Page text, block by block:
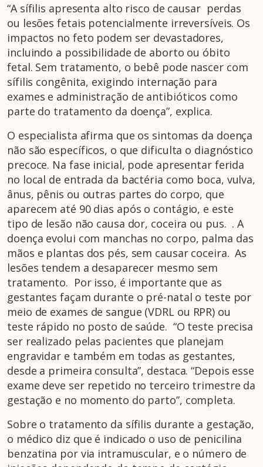
“A sífilis apresenta alto risco de causar perdas
ou lesões fetais potencialmente irreversíveis. Os
impactos no feto podem ser devastadores,
incluindo a possibilidade de aborto ou óbito
fetal. Sem tratamento, o bebê pode nascer com
sífilis congênita, exigindo internação para
exames e administração de antibióticos como
parte do tratamento da doença”, explica.
O especialista afirma que os sintomas da doença
não são específicos, o que dificulta o diagnóstico
precoce. Na fase inicial, pode apresentar ferida
no local de entrada da bactéria como boca, vulva,
ânus, pênis ou outras partes do corpo, que
aparecem até 90 dias após o contágio, e este
tipo de lesão não causa dor, coceira ou pus. . A
doença evolui com manchas no corpo, palma das
mãos e plantas dos pés, sem causar coceira. As
lesões tendem a desaparecer mesmo sem
tratamento. Por isso, é importante que as
gestantes façam durante o pré-natal o teste por
meio de exames de sangue (VDRL ou RPR) ou
teste rápido no posto de saúde. “O teste precisa
ser realizado pelas pacientes que planejam
engravidar e também em todas as gestantes,
desde a primeira consulta”, destaca. “Depois esse
exame deve ser repetido no terceiro trimestre da
gestação e no momento do parto”, completa.
Sobre o tratamento da sífilis durante a gestação,
o médico diz que é indicado o uso de penicilina
benzatina por via intramuscular, e o número de